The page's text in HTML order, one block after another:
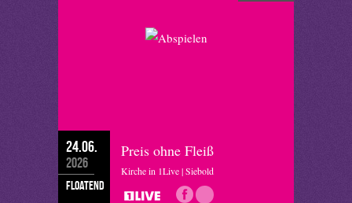
24.06.
2026
floatend
Preis ohne Fleiß
Kirche in 1Live | Siebold